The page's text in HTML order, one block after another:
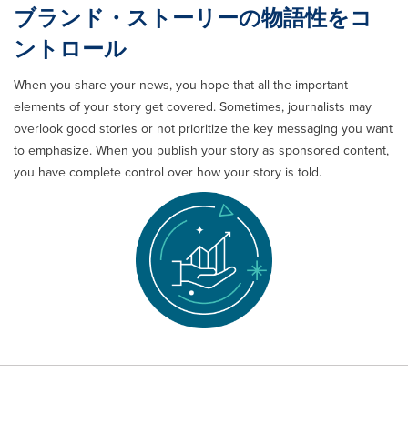
ブランド・ストーリーの物語性をコ
ントロール
When you share your news, you hope that all the important
elements of your story get covered. Sometimes, journalists may
overlook good stories or not prioritize the key messaging you want
to emphasize. When you publish your story as sponsored content,
you have complete control over how your story is told.